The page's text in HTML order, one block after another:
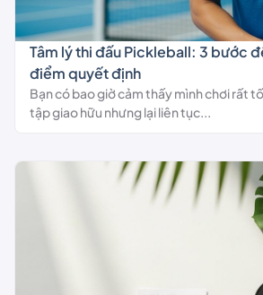
Tâm lý thi đấu Pickleball: 3 bước
điểm quyết định
Bạn có bao giờ cảm thấy mình chơi rất
tập giao hữu nhưng lại liên tục...